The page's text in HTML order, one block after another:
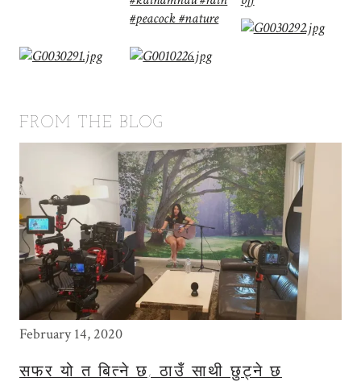
FROM THE BLOG
February 14, 2020
सफर यो त बित्ने छ, ठाउँ साथी छुट्ने छ